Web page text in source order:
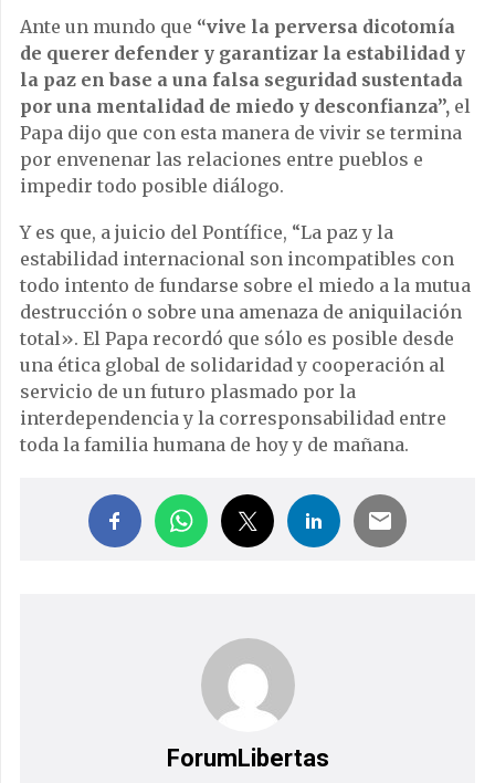
Ante un mundo que “vive la perversa dicotomía
de querer defender y garantizar la estabilidad y
la paz en base a una falsa seguridad sustentada
por una mentalidad de miedo y desconfianza”, el
Papa dijo que con esta manera de vivir se termina
por envenenar las relaciones entre pueblos e
impedir todo posible diálogo.
Y es que, a juicio del Pontífice, “La paz y la
estabilidad internacional son incompatibles con
todo intento de fundarse sobre el miedo a la mutua
destrucción o sobre una amenaza de aniquilación
total». El Papa recordó que sólo es posible desde
una ética global de solidaridad y cooperación al
servicio de un futuro plasmado por la
interdependencia y la corresponsabilidad entre
toda la familia humana de hoy y de mañana.
ForumLibertas